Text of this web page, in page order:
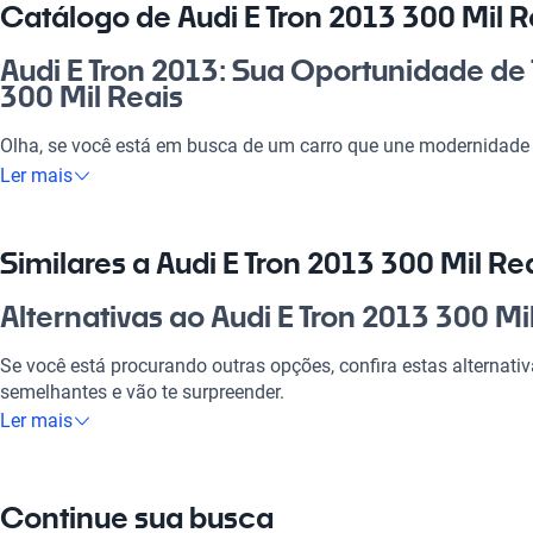
Catálogo de Audi E Tron 2013 300 Mil
Audi E Tron 2013: Sua Oportunidade
300 Mil Reais
Olha, se você está em busca de um carro que une
é a escolha perfeita. Ideal para quem quer ter um veículo que
Mil Reais!
Por que escolher Audi E Tron 2013 300
Desfrute da melhor tecnologia com Tecnología moderna,
experiência conectada e confortável.
Opções comoAudi A3 Audi Q3,
Ler mais
Similares a Audi E Tron 2013 300 Mil
Alternativas ao Audi E Tron 2013 300
Se você está procurando outras opções, confira estas
semelhantes e vão te surpreender.
Ler mais
Continue sua busca